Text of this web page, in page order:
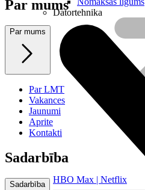
HBO Max | Netflix
Datortehnika
Par mums
Par mums
Par LMT
Vakances
Jaunumi
Aprite
Kontakti
Sadarbība
Sadarbība